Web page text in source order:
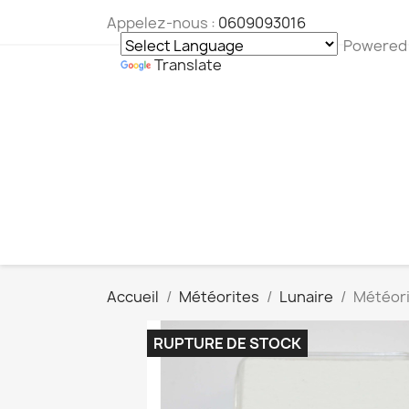
Appelez-nous : 0609093016
Translate
Accueil Météorites Lunaire
RUPTURE DE STOCK